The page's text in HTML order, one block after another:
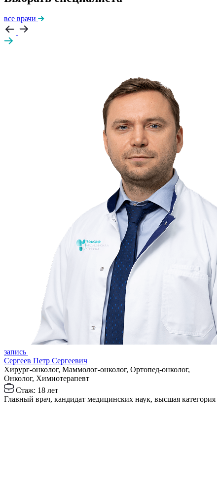
все врачи
запись
Сергеев Петр Сергеевич
Хирург-онколог, Маммолог-онколог, Ортопед-онколог,
Онколог, Химиотерапевт
Стаж: 18 лет
Главный врач, кандидат медицинских наук, высшая категория